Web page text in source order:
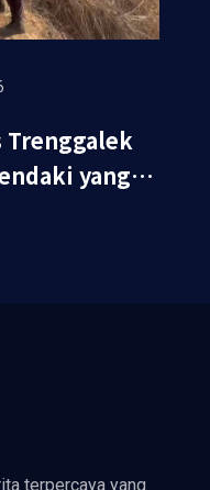
Trenggalek
yang
terpercaya yang